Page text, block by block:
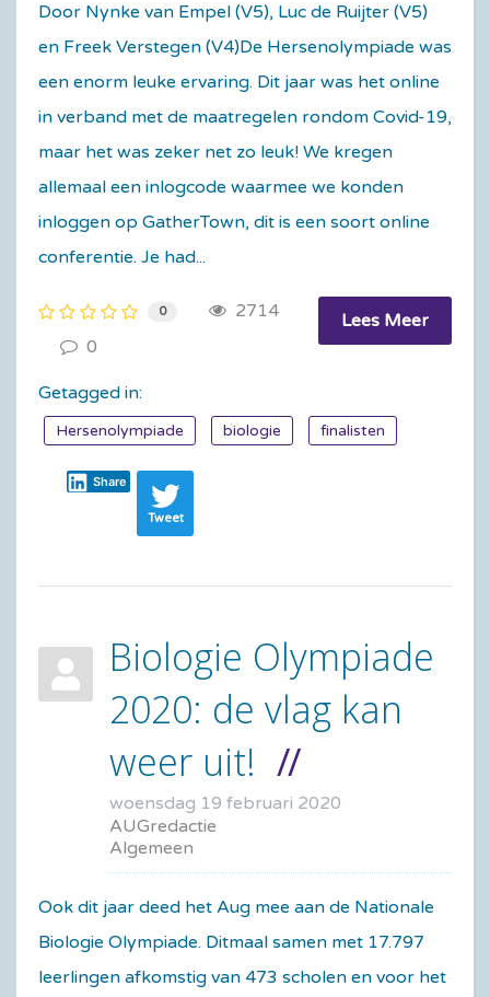
Door Nynke van Empel (V5), Luc de Ruijter (V5)
en Freek Verstegen (V4)De Hersenolympiade was
een enorm leuke ervaring. Dit jaar was het online
in verband met de maatregelen rondom Covid-19,
maar het was zeker net zo leuk! We kregen
allemaal een inlogcode waarmee we konden
inloggen op GatherTown, dit is een soort online
conferentie. Je had...
Lees Meer
0
2714
0
Getagged in:
Hersenolympiade biologie finalisten
Share
Tweet
Biologie Olympiade
2020: de vlag kan
weer uit!
woensdag 19 februari 2020
AUGredactie
Algemeen
Ook dit jaar deed het Aug mee aan de Nationale
Biologie Olympiade. Ditmaal samen met 17.797
leerlingen afkomstig van 473 scholen en voor het